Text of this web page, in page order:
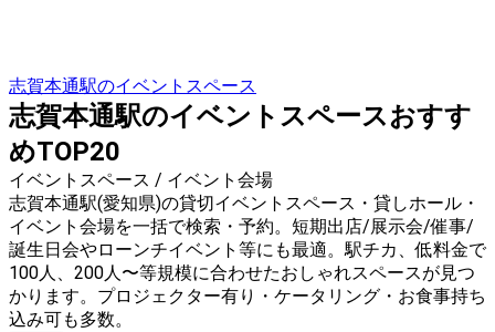
志賀本通駅のイベントスペース
志賀本通駅のイベントスペースおすす
めTOP20
イベントスペース / イベント会場
志賀本通駅(愛知県)の貸切イベントスペース・貸しホール・
イベント会場を一括で検索・予約。短期出店/展示会/催事/
誕生日会やローンチイベント等にも最適。駅チカ、低料金で
100人、200人〜等規模に合わせたおしゃれスペースが見つ
かります。プロジェクター有り・ケータリング・お食事持ち
込み可も多数。